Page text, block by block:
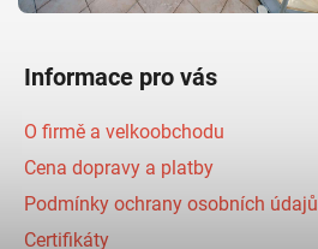
Informace pro vás
O firmě a velkoobchodu
Cena dopravy a platby
Podmínky ochrany osobních údajů
Certifikáty